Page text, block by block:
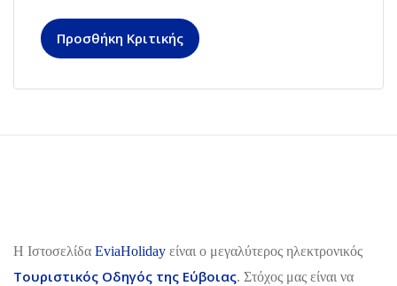
Προσθήκη Κριτικής
H Ιστοσελίδα EviaHoliday είναι ο μεγαλύτερος ηλεκτρονικός
Τουριστικός Οδηγός της Εύβοιας. Στόχος μας είναι να